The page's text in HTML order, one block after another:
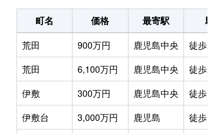
小川町
2,000万円 鹿児島 徒歩6分
小川町
2,100万円 鹿児島 徒歩5分
加治屋町
7,400万円 鹿児島中央 徒歩14分
春日町
2,500万円 鹿児島 徒歩8分
上本町
2,500万円 鹿児島 徒歩5分
町名 価格 最寄駅
駅
荒田
900万円 鹿児島中央
徒歩21
荒田
6,100万円 鹿児島中央
徒歩20
伊敷
300万円 鹿児島中央
徒歩1時
伊敷台
3,000万円 鹿児島
徒歩1時